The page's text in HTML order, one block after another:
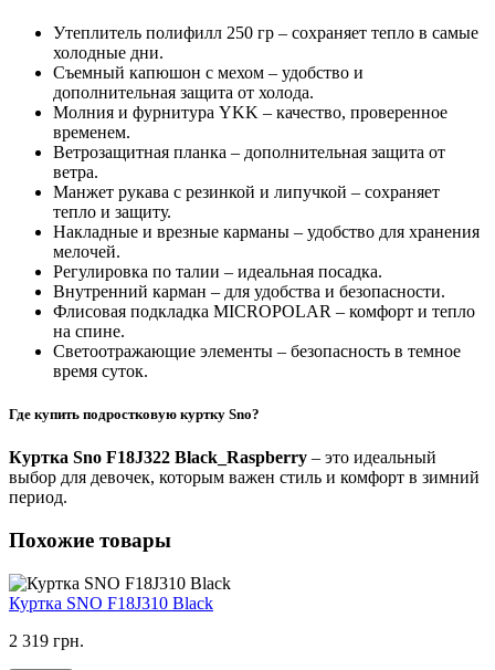
Утеплитель полифилл 250 гр – сохраняет тепло в самые
холодные дни.
Съемный капюшон с мехом – удобство и
дополнительная защита от холода.
Молния и фурнитура YKK – качество, проверенное
временем.
Ветрозащитная планка – дополнительная защита от
ветра.
Манжет рукава с резинкой и липучкой – сохраняет
тепло и защиту.
Накладные и врезные карманы – удобство для хранения
мелочей.
Регулировка по талии – идеальная посадка.
Внутренний карман – для удобства и безопасности.
Флисовая подкладка MICROPOLAR – комфорт и тепло
на спине.
Светоотражающие элементы – безопасность в темное
время суток.
Где купить подростковую куртку Sno?
Куртка Sno F18J322 Black_Raspberry – это идеальный
выбор для девочек, которым важен стиль и комфорт в зимний
период.
Похожие товары
Куртка SNO F18J310 Black
2 319 грн.